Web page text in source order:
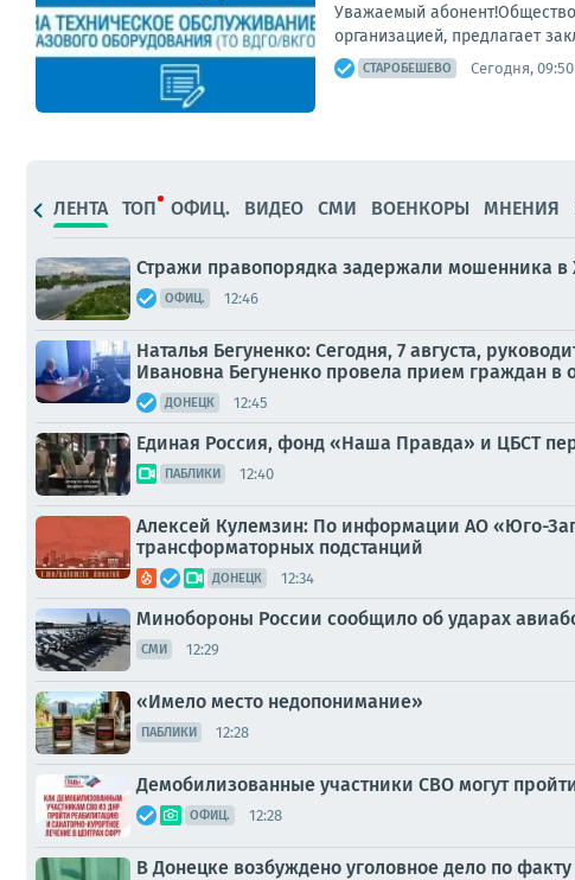
Уважаемый
организацией, предлагает
СТАРОБЕШЕВО Сегодня, 09:50
ЛЕНТА ТОП ОФИЦ. ВИДЕО СМИ ВОЕНКОРЫ МНЕНИЯ
Стражи правопорядка задержали мошенника в
ОФИЦ. 12:46
Наталья Бегуненко: Сегодня, 7 августа,
Ивановна Бегуненко провела прием граждан в
ДОНЕЦК 12:45
Единая Россия, фонд «Наша Правда» и ЦБСТ
ПАБЛИКИ 12:40
Алексей Кулемзин: По информации АО «Юго-
трансформаторных подстанций
ДОНЕЦК 12:34
Минобороны России сообщило об ударах
СМИ 12:29
«Имело место недопонимание»
ПАБЛИКИ 12:28
Демобилизованные участники СВО могут
ОФИЦ. 12:28
В Донецке возбуждено уголовное дело по